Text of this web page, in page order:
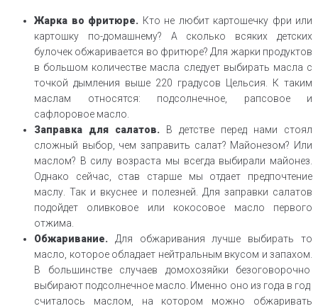
Жарка во фритюре. Кто не любит картошечку фри или
картошку по-домашнему? А сколько всяких детских
булочек обжаривается во фритюре? Для жарки продуктов
в большом количестве масла следует выбирать масла с
точкой дымления выше 220 градусов Цельсия. К таким
маслам относятся: подсолнечное, рапсовое и
сафлоровое масло.
Заправка для салатов. В детстве перед нами стоял
сложный выбор, чем заправить салат? Майонезом? Или
маслом? В силу возраста мы всегда выбирали майонез.
Однако сейчас, став старше мы отдает предпочтение
маслу. Так и вкуснее и полезней. Для заправки салатов
подойдет оливковое или кокосовое масло первого
отжима.
Обжаривание. Для обжаривания лучше выбирать то
масло, которое обладает нейтральным вкусом и запахом.
В большинстве случаев домохозяйки безоговорочно
выбирают подсолнечное масло. Именно оно из года в год
считалось маслом, на котором можно обжаривать